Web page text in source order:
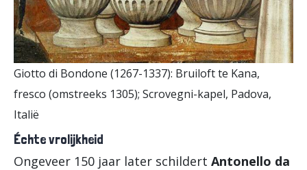
Giotto di Bondone (1267-1337): Bruiloft te Kana,
fresco (omstreeks 1305); Scrovegni-kapel, Padova,
Italië
Échte vrolijkheid
Ongeveer 150 jaar later schildert Antonello da